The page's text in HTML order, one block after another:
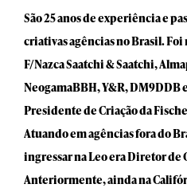
São 25 anos de experiência e
criativas agências no Brasil. Foi
F/Nazca Saatchi & Saatchi,
NeogamaBBH, Y&R, DM9DDB
Presidente de Criação da
Atuando em agências fora do
ingressar na Leo era Diretor de
Anteriormente, ainda na